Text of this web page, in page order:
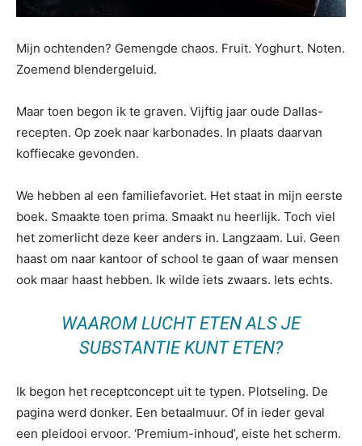
Mijn ochtenden? Gemengde chaos. Fruit. Yoghurt. Noten.
Zoemend blendergeluid.
Maar toen begon ik te graven. Vijftig jaar oude Dallas-
recepten. Op zoek naar karbonades. In plaats daarvan
koffiecake gevonden.
We hebben al een familiefavoriet. Het staat in mijn eerste
boek. Smaakte toen prima. Smaakt nu heerlijk. Toch viel
het zomerlicht deze keer anders in. Langzaam. Lui. Geen
haast om naar kantoor of school te gaan of waar mensen
ook maar haast hebben. Ik wilde iets zwaars. Iets echts.
WAAROM LUCHT ETEN ALS JE
SUBSTANTIE KUNT ETEN?
Ik begon het receptconcept uit te typen. Plotseling. De
pagina werd donker. Een betaalmuur. Of in ieder geval
een pleidooi ervoor. ‘Premium-inhoud’, eiste het scherm.